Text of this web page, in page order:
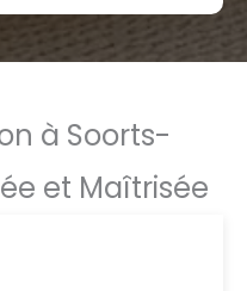
à Soorts-
et Maîtrisée